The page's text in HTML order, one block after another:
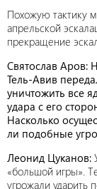
Похожую тактику
апрельской
прекращение
Святослав Аров:
Тель-Авив
уничтожить все
удара с его
Насколько
ли подобные
Леонид Цуканов:
«большой игры».
угрожали